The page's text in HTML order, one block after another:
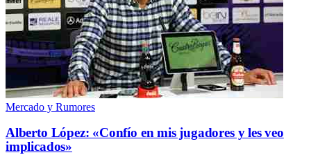
Mercado y Rumores
Alberto López: «Confío en mis jugadores y les veo
implicados»